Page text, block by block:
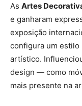
As Artes
e ganharam
exposição
configura um estilo
artístico.
design — como
mais presente na